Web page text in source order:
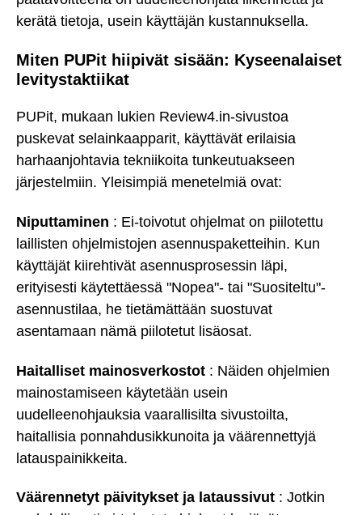
kerätä tietoja, usein käyttäjän kustannuksella.
Miten PUPit hiipivät sisään: Kyseenalaiset
levitystaktiikat
PUPit, mukaan lukien Review4.in-sivustoa
puskevat selainkaapparit, käyttävät erilaisia
harhaanjohtavia tekniikoita tunkeutuakseen
järjestelmiin. Yleisimpiä menetelmiä ovat:
Niputtaminen : Ei-toivotut ohjelmat on piilotettu
laillisten ohjelmistojen asennuspaketteihin. Kun
käyttäjät kiirehtivät asennusprosessin läpi,
erityisesti käytettäessä "Nopea"- tai "Suositeltu"-
asennustilaa, he tietämättään suostuvat
asentamaan nämä piilotetut lisäosat.
Haitalliset mainosverkostot : Näiden ohjelmien
mainostamiseen käytetään usein
uudelleenohjauksia vaarallisilta sivustoilta,
haitallisia ponnahdusikkunoita ja väärennettyjä
latauspainikkeita.
Väärennetyt päivitykset ja lataussivut : Jotkin